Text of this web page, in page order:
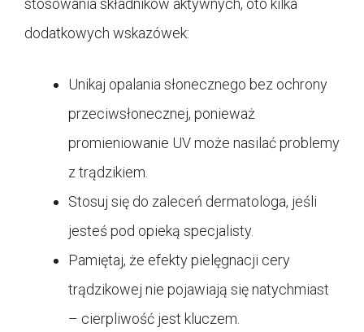
dodatkowych wskazówek:
Unikaj opalania słonecznego bez ochrony
przeciwsłonecznej, ponieważ
promieniowanie UV może nasilać problemy
z trądzikiem.
Stosuj się do zaleceń dermatologa, jeśli
jesteś pod opieką specjalisty.
Pamiętaj, że efekty pielęgnacji cery
trądzikowej nie pojawiają się natychmiast
– cierpliwość jest kluczem.